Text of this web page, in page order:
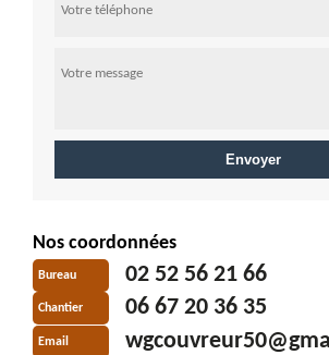
Nos coordonnées
Bureau 02 52 56 21 66
Chantier 06 67 20 36 35
Email